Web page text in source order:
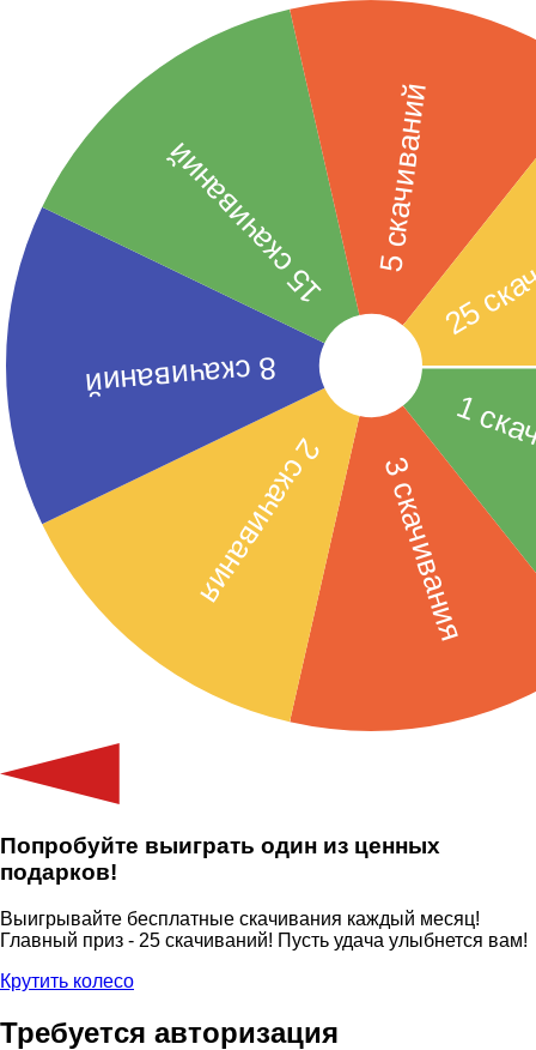
Попробуйте выиграть один из ценных
подарков!
Выигрывайте бесплатные скачивания каждый месяц!
Главный приз - 25 скачиваний! Пусть удача улыбнется вам!
Крутить колесо
Требуется авторизация